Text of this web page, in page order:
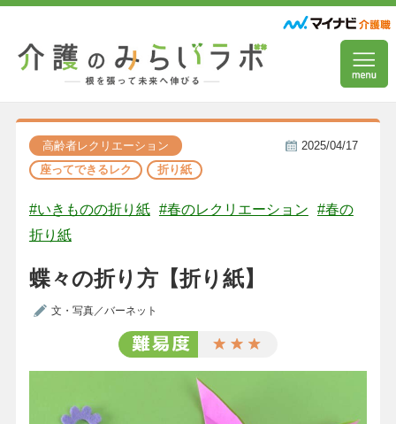
高齢者レクリエーション
座ってできるレク
折り紙
2025/04/17
#いきものの折り紙 #春のレクリエーション
#春の
折り紙
蝶々の折り方【折り紙】
文・写真／バーネット